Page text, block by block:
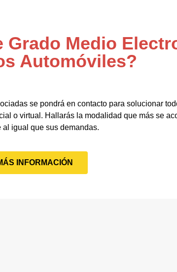
Medio
Automóviles?
se pondrá en contacto para solucionar
o virtual. Hallarás la modalidad que más se
al igual que sus demandas.
INFORMACIÓN